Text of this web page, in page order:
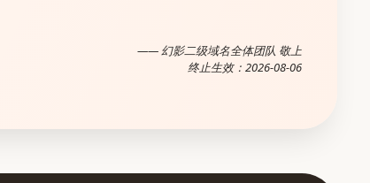
—— 幻影二级域名全体团队 敬上
终止生效： 2026-08-06